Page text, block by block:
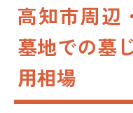
高知市周辺
墓地での墓
用相場